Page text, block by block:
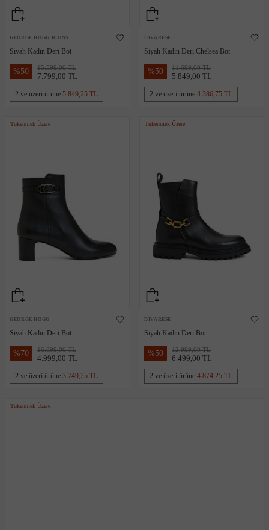
GEORGE HOGG ICONS
Siyah Kadın Deri Bot
%50 15.599,00 TL
7.799,00 TL
2 ve üzeri ürüne 5.849,25 TL
DIVARESE
Siyah Kadın Deri Chelsea Bot
%50 11.699,00 TL
5.849,00 TL
2 ve üzeri ürüne 4.386,75 TL
Tükenmek Üzere
GEORGE HOGG
Siyah Kadın Deri Bot
%70 16.899,00 TL
4.999,00 TL
2 ve üzeri ürüne 3.749,25 TL
Tükenmek Üzere
DIVARESE
Siyah Kadın Deri Bot
%50 12.999,00 TL
6.499,00 TL
2 ve üzeri ürüne 4.874,25 TL
Tükenmek Üzere